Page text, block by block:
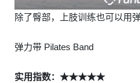
除了臀部，上肢训练也可以用
弹力带 Pilates Band
实用指数：★★★★★